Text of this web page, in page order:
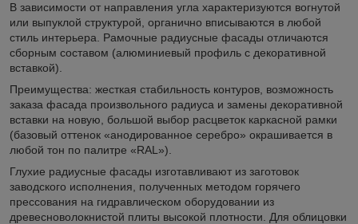
В зависимости от направления угла характеризуются вогнутой
или выпуклой структурой, органично вписываются в любой
стиль интерьера. Рамочные радиусные фасады отличаются
сборным составом (алюминиевый профиль с декоративной
вставкой).
Преимущества: жесткая стабильность контуров, возможность
заказа фасада произвольного радиуса и замены декоративной
вставки на новую, большой выбор расцветок каркасной рамки
(базовый оттенок «анодированное серебро» окрашивается в
любой тон по палитре «RAL»).
Глухие радиусные фасады изготавливают из заготовок
заводского исполнения, полученных методом горячего
прессования на гидравлическом оборудовании из
древесноволокнистой плиты высокой плотности. Для облицовки